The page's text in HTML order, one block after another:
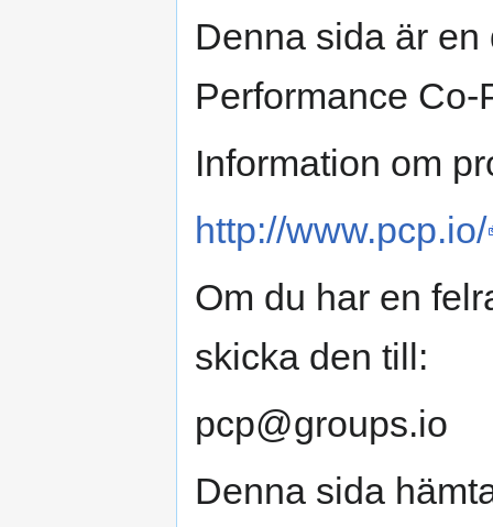
Denna sida är
Performance Co-
Information om
http://www.pcp.io/
Om du har en
skicka den till:
pcp@groups.io
Denna sida